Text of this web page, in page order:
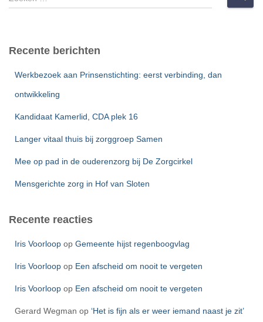
o
e
Recente berichten
Werkbezoek aan Prinsenstichting: eerst verbinding, dan
ontwikkeling
Kandidaat Kamerlid, CDA plek 16
Langer vitaal thuis bij zorggroep Samen
Mee op pad in de ouderenzorg bij De Zorgcirkel
Mensgerichte zorg in Hof van Sloten
Recente reacties
Iris Voorloop op Gemeente hijst regenboogvlag
Iris Voorloop op Een afscheid om nooit te vergeten
Iris Voorloop op Een afscheid om nooit te vergeten
Gerard Wegman op ‘Het is fijn als er weer iemand naast je zit’